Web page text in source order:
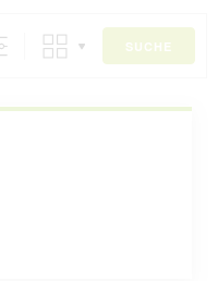
SUCHE